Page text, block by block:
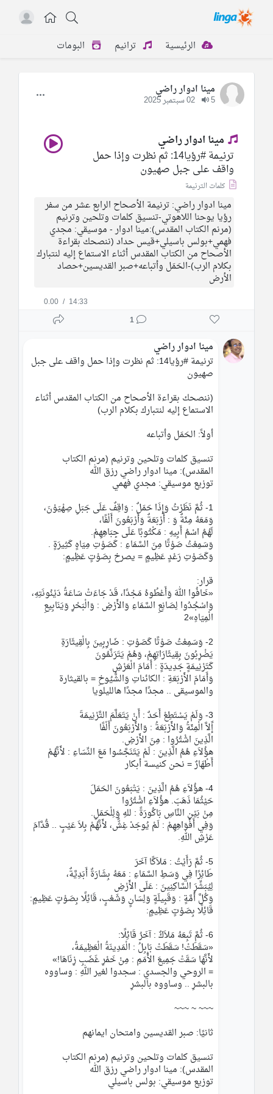
الرئيسية ترانيم البومات
مينا ادوار راضي
5
مينا ادوار راضي
ترنيمة #رؤيا14: ثم نظرت وإذا حمل
واقف على جبل صهيون
كلمات الترنيمة
مينا ادوار راضي: ترنيمة الأصحاح الرابع عشر من سفر
رؤيا يوحنا اللاهوتي-تنسيق كلمات وتلحين وترنيم
(مرنم الكتاب المقدس):مينا ادوار - موسيقي: مجدي
فهمي+بولس باسيلي+قيس حداد (ننصحك بقراءة
الأصحاح من الكتاب المقدس أثناء الاستماع إليه لنتبارك
بكلام الرب)-الحَمَل وأتباعه+صبر القديسين+حصاد
الأرض
0.00 / 14:33
1
مينا ادوار راضي
ترنيمة #رؤيا14
صهيون
الاستماع إليه لنتبارك بكلام الرب)
أولاً: الحَمَل وأتباعه
المقدس): مينا ادوار راضي رزق الله
توزيع موسيقي: مجدي فهمي
1- ثُمَّ نَظَرْتُ وَإِذَا حَمَلٌ : وَاقِفٌ عَلَى جَبَلِ صِهْيَوْنَ،
وَمَعَهُ مِئَةٌ وَ : أَرْبَعَةٌ وَأَرْبَعُونَ أَلْفًا،
لَهُمُ اسْمُ أَبِيهِ : مَكْتُوبًا عَلَى جِبَاهِهِمْ.
وَكَصَوْتِ رَعْدٍ عَظِيمٍ = يصرخ بِصَوْتٍ عَظِيمٍ:
قرار:
«خَافُوا اللهَ وَأَعْطُوهُ مَجْدًا، قَدْ جَاءَتْ سَاعَةُ دَيْنُونَتِهِ،
الْمِيَاهِ»2
2- وَسَمِعْتُ صَوْتًا كَصَوْتِ : ضَارِبِينَ بِالْقِيثَارَةِ
يَضْرِبُونَ بِقِيثَارَاتِهِمْ، وَهُمْ يَتَرَنَّمُونَ
كَتَرْنِيمَةٍ جَدِيدَةٍ : أَمَامَ الْعَرْشِ
والموسيقى .. مجدًا مجدًا هالليلويا
3- وَلَمْ يَسْتَطِعْ أَحَدٌ : أَنْ يَتَعَلَّمَ التَّرْنِيمَةَ
إِّلاَّ الْمِئَةُ وَالأَرْبَعَةُ : وَالأَرْبَعُونَ أَلْفًا
الَّذِينَ اشْتُرُوا : مِنَ الأَرْضِ.
أَطْهَارٌ = نحن كنيسة أبكار
4- هؤُلاَءِ هُمُ الَّذِينَ : يَتْبَعُونَ الحَمَلَ
حَيْثُمَا ذَهَبَ. هؤُلاَءِ اشْتُرُوا
مِنْ بَيْنِ النَّاسِ بَاكُورَةً : للهِ وَلِلْحَمَلِ.
عَرْشِ اللهِ.
5- ثُمَّ رَأَيْتُ : مَلاَكًا آخَرَ
طَائِرًا فِي وَسَطِ السَّمَاءِ : مَعَهُ بِشَارَةٌ أَبَدِيَّةٌ،
لِيُبَشِّرَ السَّاكِنِينَ : عَلَى الأَرْضِ
قَائِلًا بِصَوْتٍ عَظِيمٍ:
6- ثُمَّ تَبِعَهُ مَلاَكٌ : آخَرُ قَائِلًا:
«سَقَطَتْ! سَقَطَتْ بَابِلُ : الْمَدِينَةُ الْعَظِيمَةُ،
لأَنَّهَا سَقَتْ جَمِيعَ الأُمَمِ : مِنْ خَمْرِ غَضَبِ زِنَاهَا!»
بالبشرِ .. وساووه بالبشرِ
~~~ ~ ~~~
ثانيًا: صبر القديسين وامتحان ايمانهم
المقدس): مينا ادوار راضي رزق الله
توزيع موسيقي: بولس باسيلي